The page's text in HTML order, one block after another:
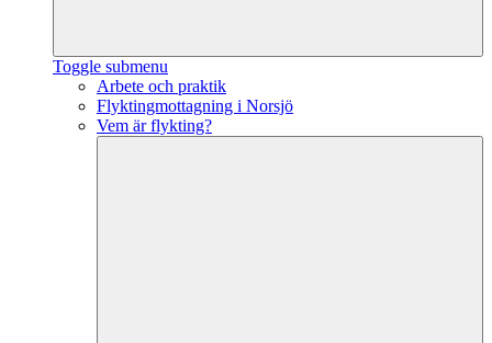
Toggle submenu
Arbete och praktik
Flyktingmottagning i Norsjö
Vem är flykting?